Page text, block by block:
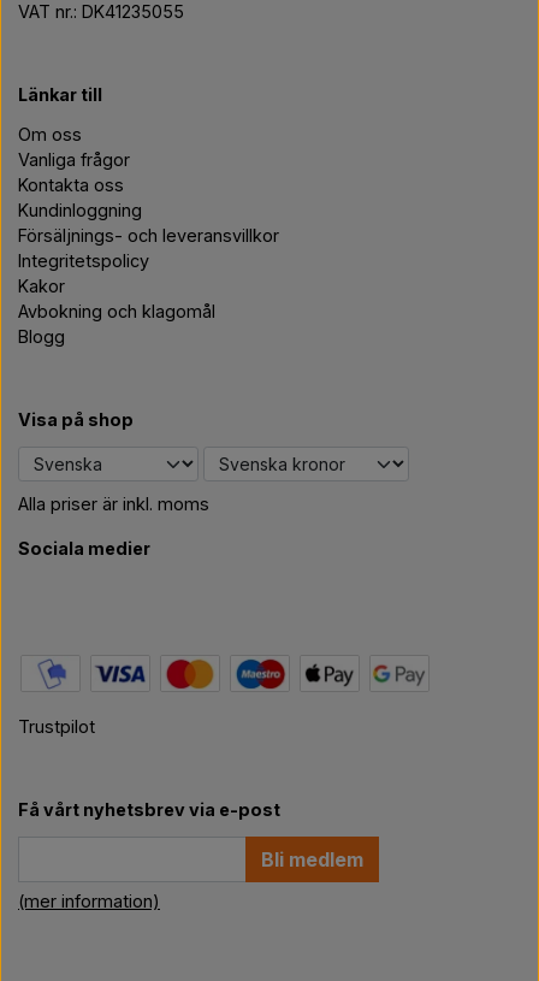
VAT nr.: DK41235055
Länkar till
Om oss
Vanliga frågor
Kontakta oss
Kundinloggning
Försäljnings- och leveransvillkor
Integritetspolicy
Kakor
Avbokning och klagomål
Blogg
Visa på shop
Alla priser är inkl. moms
Sociala medier
Trustpilot
Få vårt nyhetsbrev via e-post
Bli medlem
(mer information)